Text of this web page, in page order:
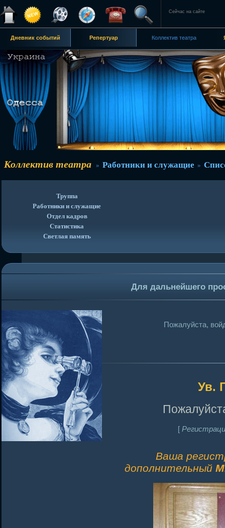
Сейчас на сайте
Дневник событий Репертуар Коллектив театра
Коллектив театра » Работники и служащие »
Труппа
Работники и служащие
Отдел кадров
Статистика
Светлая память
Для дальнейшего
Пожалуйста,
Ув.
[
Ваша
дополнительный